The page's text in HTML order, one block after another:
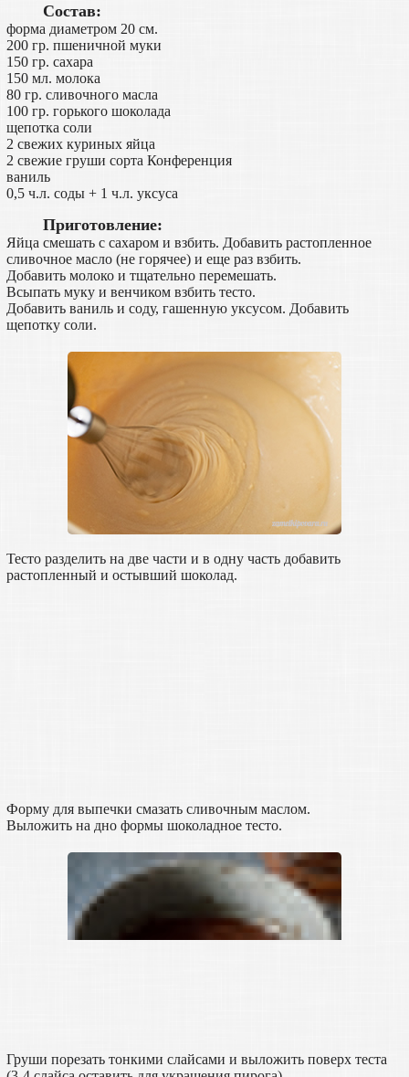
Состав:
форма диаметром 20 см.
200 гр. пшеничной муки
150 гр. сахара
150 мл. молока
80 гр. сливочного масла
100 гр. горького шоколада
щепотка соли
2 свежих куриных яйца
2 свежие груши сорта Конференция
ваниль
0,5 ч.л. соды + 1 ч.л. уксуса
Приготовление:
Яйца смешать с сахаром и взбить. Добавить растопленное
сливочное масло (не горячее) и еще раз взбить.
Добавить молоко и тщательно перемешать.
Всыпать муку и венчиком взбить тесто.
Добавить ваниль и соду, гашенную уксусом. Добавить
щепотку соли.
Тесто разделить на две части и в одну часть добавить
растопленный и остывший шоколад.
Форму для выпечки смазать сливочным маслом.
Выложить на дно формы шоколадное тесто.
Груши порезать тонкими слайсами и выложить поверх теста